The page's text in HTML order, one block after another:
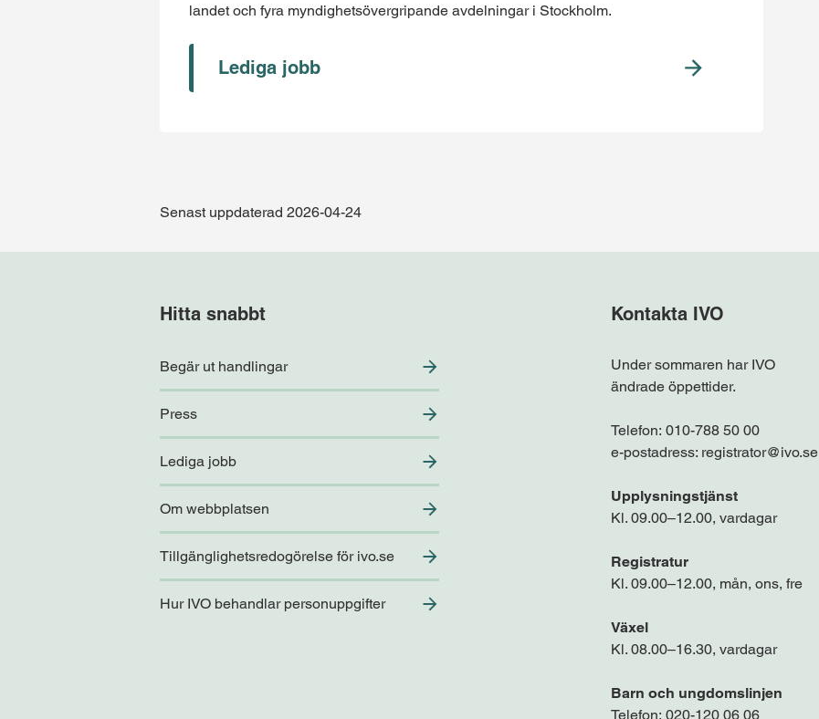
landet och fyra myndighetsövergripande avdelningar i Stockholm.
Lediga jobb
Senast uppdaterad 2026-04-24
Hitta snabbt
Begär ut handlingar
Press
Lediga jobb
Om webbplatsen
Tillgänglighetsredogörelse för ivo.se
Hur IVO behandlar personuppgifter
Kontakta IVO
Under sommaren har IVO
ändrade öppettider.
Telefon: 010-788 50 00
e-postadress: registrator@ivo.se
Upplysningstjänst
Kl. 09.00–12.00, vardagar
Registratur
Kl. 09.00–12.00, mån, ons, fre
Växel
Kl. 08.00–16.30, vardagar
Barn och ungdomslinjen
Telefon: 020-120 06 06